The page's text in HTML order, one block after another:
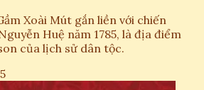
Xoài Mút gắn liền với chiến
Huệ năm 1785, là địa điểm
của lịch sử dân tộc.